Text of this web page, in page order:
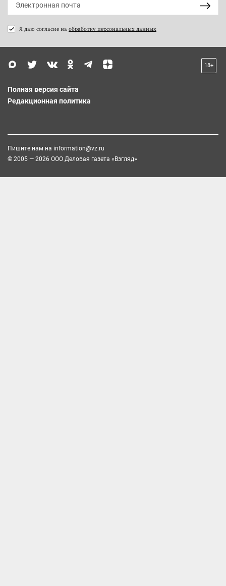
Я даю согласие на обработку персональных данных
18+
Полная версия сайта
Редакционная политика
Пишите нам на information@vz.ru
© 2005 — 2026 ООО Деловая газета «Взгляд»